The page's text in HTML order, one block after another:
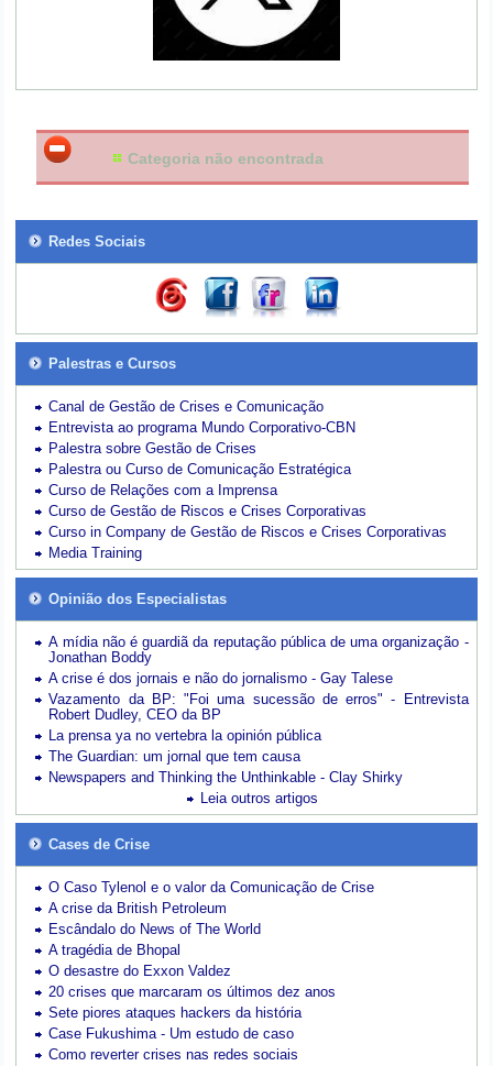
Categoria não encontrada
Redes Sociais
Palestras e Cursos
Canal de Gestão de Crises e Comunicação
Entrevista ao programa Mundo Corporativo-CBN
Palestra sobre Gestão de Crises
Palestra ou Curso de Comunicação Estratégica
Curso de Relações com a Imprensa
Curso de Gestão de Riscos e Crises Corporativas
Curso in Company de Gestão de Riscos e Crises Corporativas
Media Training
Opinião dos Especialistas
A mídia não é guardiã da reputação pública de uma organização -
Jonathan Boddy
A crise é dos jornais e não do jornalismo - Gay Talese
Vazamento da BP: "Foi uma sucessão de erros" - Entrevista
Robert Dudley, CEO da BP
La prensa ya no vertebra la opinión pública
The Guardian: um jornal que tem causa
Newspapers and Thinking the Unthinkable - Clay Shirky
Leia outros artigos
Cases de Crise
O Caso Tylenol e o valor da Comunicação de Crise
A crise da British Petroleum
Escândalo do News of The World
A tragédia de Bhopal
O desastre do Exxon Valdez
20 crises que marcaram os últimos dez anos
Sete piores ataques hackers da história
Case Fukushima - Um estudo de caso
Como reverter crises nas redes sociais